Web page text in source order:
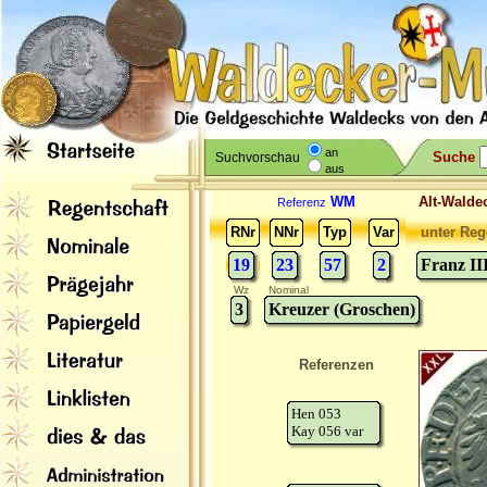
Suchvorschau
an
aus
Suche
Referenz WM
Alt-
RNr
NNr Typ Var
19 23 57 2
unter
Franz
Wz Nominal
3 Kreuzer (Groschen)
Referenzen
Hen 053
Kay 056 var